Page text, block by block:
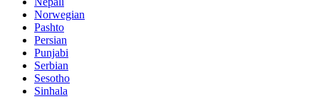
Norwegian
Pashto
Persian
Punjabi
Serbian
Sesotho
Sinhala